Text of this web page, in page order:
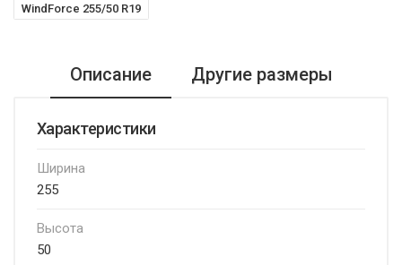
WindForce 255/50 R19
Описание Другие размеры
Характеристики
Ширина
255
Высота
50